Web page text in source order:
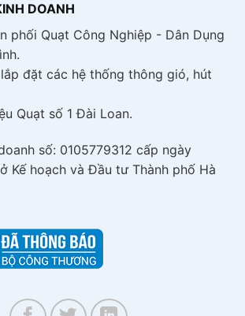
DOANH
phối Quạt Công Nghiệp - Dân Dụng
đặt các hệ thống thông gió, hút
Quạt số 1 Đài Loan.
số: 0105779312 cấp ngày
Kế hoạch và Đầu tư Thành phố Hà